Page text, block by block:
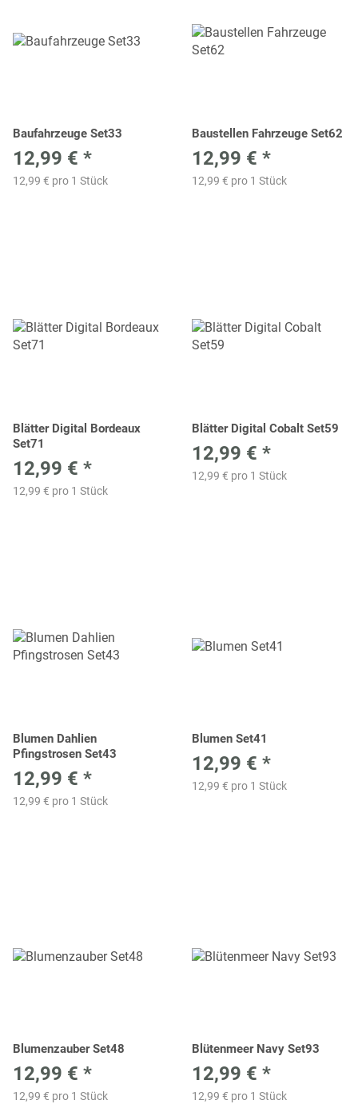
Baufahrzeuge Set33
12,99 € *
12,99 € pro 1 Stück
Baustellen Fahrzeuge Set62
12,99 € *
12,99 € pro 1 Stück
Blätter Digital Bordeaux
Set71
12,99 € *
12,99 € pro 1 Stück
Blätter Digital Cobalt Set59
12,99 € *
12,99 € pro 1 Stück
Blumen Dahlien
Pfingstrosen Set43
12,99 € *
12,99 € pro 1 Stück
Blumen Set41
12,99 € *
12,99 € pro 1 Stück
Blumenzauber Set48
12,99 € *
12,99 € pro 1 Stück
Blütenmeer Navy Set93
12,99 € *
12,99 € pro 1 Stück